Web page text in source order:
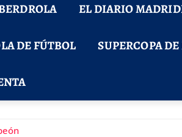
EL DIARIO
DE FÚTBOL SUPERCOPA